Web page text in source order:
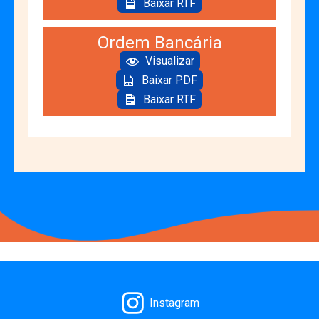
Baixar RTF
Ordem Bancária
Visualizar
Baixar PDF
Baixar RTF
Instagram